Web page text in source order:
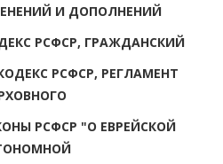
И ДОПОЛНЕНИЙ
РСФСР, ГРАЖДАНСКИЙ
РСФСР, РЕГЛАМЕНТ
РСФСР "О ЕВРЕЙСКОЙ